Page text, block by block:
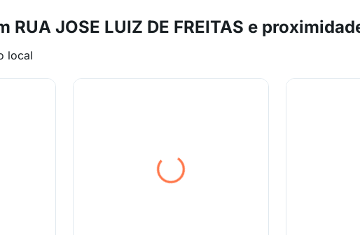
RUA JOSE LUIZ DE FREITAS e
local